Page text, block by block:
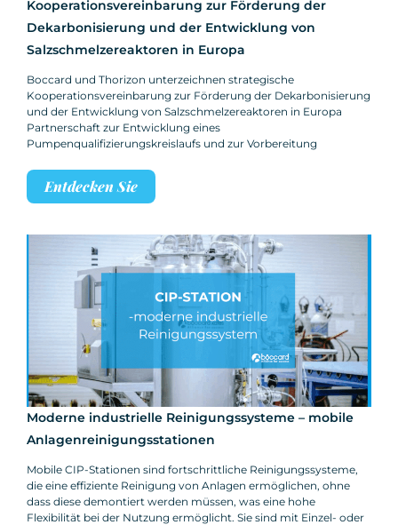
Kooperationsvereinbarung zur Förderung der
Dekarbonisierung und der Entwicklung von
Salzschmelzereaktoren in Europa
Boccard und Thorizon unterzeichnen strategische
Kooperationsvereinbarung zur Förderung der Dekarbonisierung
und der Entwicklung von Salzschmelzereaktoren in Europa
Partnerschaft zur Entwicklung eines
Pumpenqualifizierungskreislaufs und zur Vorbereitung
Entdecken Sie
Moderne industrielle Reinigungssysteme – mobile
Anlagenreinigungsstationen
Mobile CIP-Stationen sind fortschrittliche Reinigungssysteme,
die eine effiziente Reinigung von Anlagen ermöglichen, ohne
dass diese demontiert werden müssen, was eine hohe
Flexibilität bei der Nutzung ermöglicht. Sie sind mit Einzel- oder